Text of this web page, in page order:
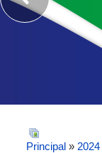
Principal » 2024